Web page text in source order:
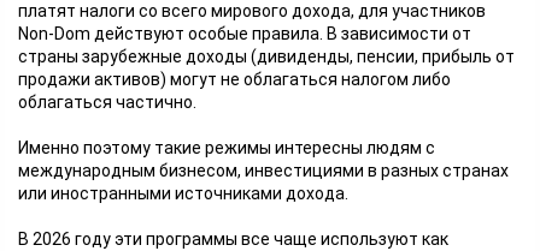
платят налоги со всего мирового дохода, для участников
Non-Dom действуют особые правила. В зависимости от
страны зарубежные доходы (дивиденды, пенсии, прибыль от
продажи активов) могут не облагаться налогом либо
облагаться частично.
Именно поэтому такие режимы интересны людям с
международным бизнесом, инвестициями в разных странах
или иностранными источниками дохода.
В 2026 году эти программы все чаще используют как